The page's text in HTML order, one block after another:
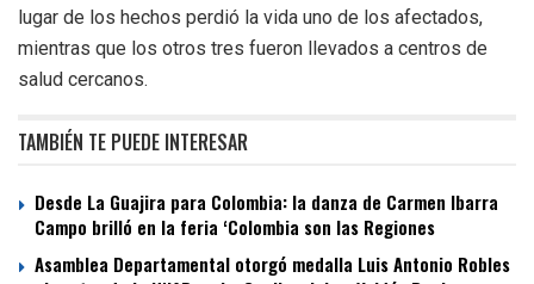
lugar de los hechos perdió la vida uno de los afectados,
mientras que los otros tres fueron llevados a centros de
salud cercanos.
TAMBIÉN TE PUEDE INTERESAR
Desde La Guajira para Colombia: la danza de Carmen Ibarra
Campo brilló en la feria ‘Colombia son las Regiones
Asamblea Departamental otorgó medalla Luis Antonio Robles